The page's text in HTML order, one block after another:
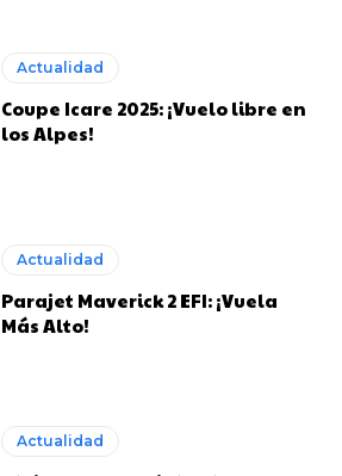
Actualidad
Coupe Icare 2025: ¡Vuelo libre en
los Alpes!
Actualidad
Parajet Maverick 2 EFI: ¡Vuela
Más Alto!
Actualidad